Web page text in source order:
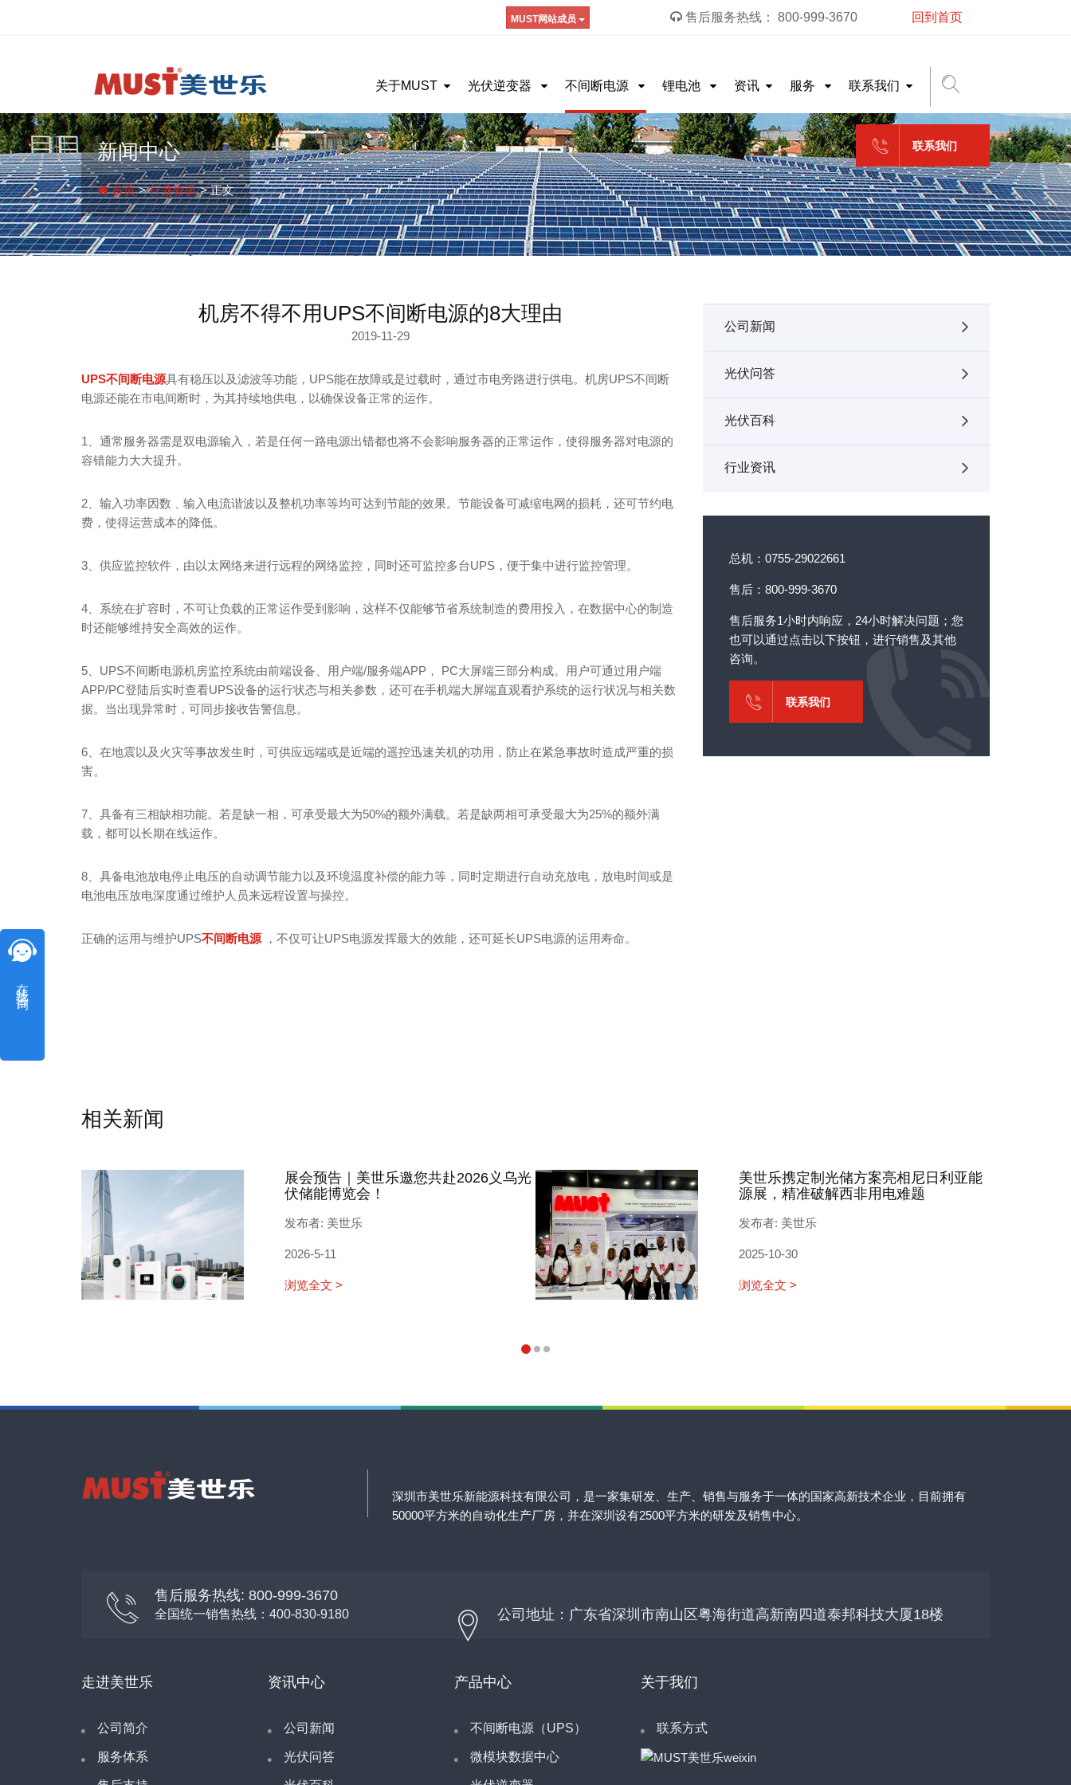
售后服务热线： 800-999-3670 回到首页
MUST网站成员
关于MUST 光伏逆变器 不间断电源 锂电池 资讯 服务 联系我们
新闻中心
首页>行业资讯> 正文
联系我们
机房不得不用UPS不间断电源的8大理由
2019-11-29
UPS不间断电源具有稳压以及滤波等功能，UPS能在故障或是过载时，通过市电旁路进行供电。机房UPS不间断
电源还能在市电间断时，为其持续地供电，以确保设备正常的运作。
1、通常服务器需是双电源输入，若是任何一路电源出错都也将不会影响服务器的正常运作，使得服务器对电源的
容错能力大大提升。
2、输入功率因数﹑输入电流谐波以及整机功率等均可达到节能的效果。节能设备可减缩电网的损耗，还可节约电
费，使得运营成本的降低。
3、供应监控软件，由以太网络来进行远程的网络监控，同时还可监控多台UPS，便于集中进行监控管理。
4、系统在扩容时，不可让负载的正常运作受到影响，这样不仅能够节省系统制造的费用投入，在数据中心的制造
时还能够维持安全高效的运作。
5、UPS不间断电源机房监控系统由前端设备、用户端/服务端APP， PC大屏端三部分构成。用户可通过用户端
APP/PC登陆后实时查看UPS设备的运行状态与相关参数，还可在手机端大屏端直观看护系统的运行状况与相关数
据。当出现异常时，可同步接收告警信息。
6、在地震以及火灾等事故发生时，可供应远端或是近端的遥控迅速关机的功用，防止在紧急事故时造成严重的损
害。
7、具备有三相缺相功能。若是缺一相，可承受最大为50%的额外满载。若是缺两相可承受最大为25%的额外满
载，都可以长期在线运作。
8、具备电池放电停止电压的自动调节能力以及环境温度补偿的能力等，同时定期进行自动充放电，放电时间或是
电池电压放电深度通过维护人员来远程设置与操控。
正确的运用与维护UPS不间断电源 ，不仅可让UPS电源发挥最大的效能，还可延长UPS电源的运用寿命。
公司新闻
光伏问答
光伏百科
行业资讯
总机：0755-29022661
售后：800-999-3670
售后服务1小时内响应，24小时解决问题；您
也可以通过点击以下按钮，进行销售及其他
咨询。
联系我们
相关新闻
展会预告｜美世乐邀您共赴2026义乌光
伏储能博览会！
发布者: 美世乐
2026-5-11
浏览全文 >
美世乐携定制光储方案亮相尼日利亚能
源展，精准破解西非用电难题
发布者: 美世乐
2025-10-30
浏览全文 >
深圳市美世乐新能源科技有限公司，是一家集研发、生产、销售与服务于一体的国家高新技术企业，目前拥有
50000平方米的自动化生产厂房，并在深圳设有2500平方米的研发及销售中心。
售后服务热线: 800-999-3670
全国统一销售热线：400-830-9180 公司地址：广东省深圳市南山区粤海街道高新南四道泰邦科技大厦18楼
走进美世乐
公司简介
服务体系
资讯中心
公司新闻
光伏问答
产品中心
不间断电源（UPS）
微模块数据中心
关于我们
联系方式
在线咨询